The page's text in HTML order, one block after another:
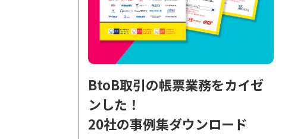
BtoB取引の帳票業務をカイゼ
ンした！
20社の事例集ダウンロード